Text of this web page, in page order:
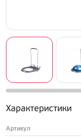
Характеристики
Артикул